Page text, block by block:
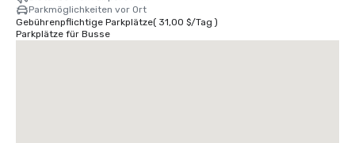
Biegen Sie an der zweiten Ampel links auf die Weidler Street ab
Folgen Sie Weidler bis zur 9th Avenue und biegen Sie rechts ab
Gehe 3 Blocks nach Multnomah
Parkmöglichkeiten vor Ort
Gebührenpflichtige Parkplätze( 31,00 $/Tag )
Parkplätze für Busse